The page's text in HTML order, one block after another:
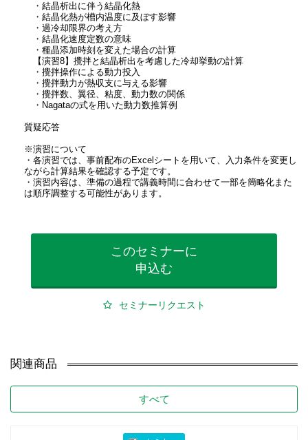
・結晶析出に伴う結晶化熱
・結晶化熱が槽内温度に及ぼす影響
・過冷却限界の考え方
・結晶化速度定数の意味
・種晶添加時刻を変えた場合の計算
【演習8】攪拌と結晶析出を考慮した冷却挙動の計算
・攪拌操作による動力投入
・攪拌動力が熱収支に与える影響
・攪拌数、翼径、粘度、動力数の関係
・Nagataの式を用いた動力数推算例
質疑応答
※演習について
・各演習では、事前配布のExcelシートを用いて、入力条件を変更し
ながら計算結果を確認する予定です。
・演習内容は、準備の過程で講義時間に合わせて一部を簡略化また
は順序調整する可能性があります。
このセミナーに
申込む
セミナーリクエスト
関連商品
すべて